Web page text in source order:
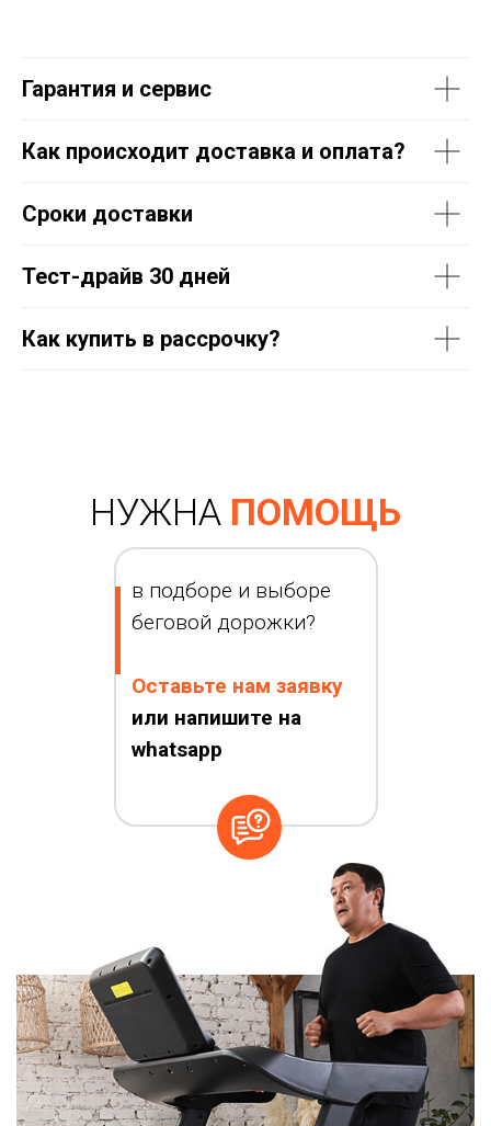
Гарантия и сервис
Как происходит доставка и оплата?
Сроки доставки
Тест-драйв 30 дней
Как купить в рассрочку?
в подборе и выборе
беговой дорожки?
Оставьте нам заявку
или напишите на
whatsapp
НУЖНА ПОМОЩЬ